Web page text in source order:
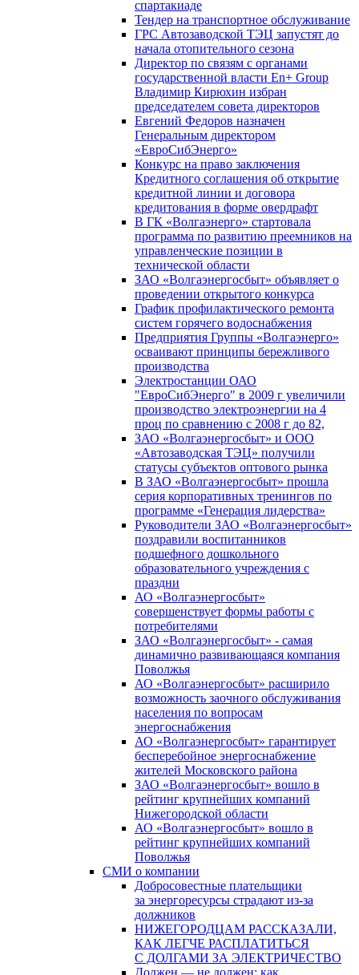
спартакиаде
Тендер на транспортное обслуживание
ГРС Автозаводской ТЭЦ запустят до
начала отопительного сезона
Директор по связям с органами
государственной власти En+ Group
Владимир Кирюхин избран
председателем совета директоров
Евгений Федоров назначен
Генеральным директором
«ЕвроСибЭнерго»
Конкурс на право заключения
Кредитного соглашения об открытие
кредитной линии и договора
кредитования в форме овердрафт
В ГК «Волгаэнерго» стартовала
программа по развитию преемников на
управленческие позиции в
технической области
ЗАО «Волгаэнергосбыт» объявляет о
проведении открытого конкурса
График профилактического ремонта
систем горячего водоснабжения
Предприятия Группы «Волгаэнерго»
осваивают принципы бережливого
производства
Электростанции ОАО
"ЕвроСибЭнерго" в 2009 г увеличили
производство электроэнергии на 4
проц по сравнению с 2008 г до 82,
ЗАО «Волгаэнергосбыт» и ООО
«Автозаводская ТЭЦ» получили
статусы субъектов оптового рынка
В ЗАО «Волгаэнергосбыт» прошла
серия корпоративных тренингов по
программе «Генерация лидерства»
Руководители ЗАО «Волгаэнергосбыт»
поздравили воспитанников
подшефного дошкольного
образовательного учреждения с
праздни
АО «Волгаэнергосбыт»
совершенствует формы работы с
потребителями
ЗАО «Волгаэнергосбыт» - самая
динамично развивающаяся компания
Поволжья
АО «Волгаэнергосбыт» расширило
возможность заочного обслуживания
населения по вопросам
энергоснабжения
АО «Волгаэнергосбыт» гарантирует
бесперебойное энергоснабжение
жителей Московского района
ЗАО «Волгаэнергосбыт» вошло в
рейтинг крупнейших компаний
Нижегородской области
АО «Волгаэнергосбыт» вошло в
рейтинг крупнейших компаний
Поволжья
СМИ о компании
Добросовестные плательщики
за энергоресурсы страдают из-за
должников
НИЖЕГОРОДЦАМ РАССКАЗАЛИ,
КАК ЛЕГЧЕ РАСПЛАТИТЬСЯ
С ДОЛГАМИ ЗА ЭЛЕКТРИЧЕСТВО